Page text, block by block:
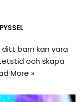
PYSSEL
barn kan vara
och skapa
More »